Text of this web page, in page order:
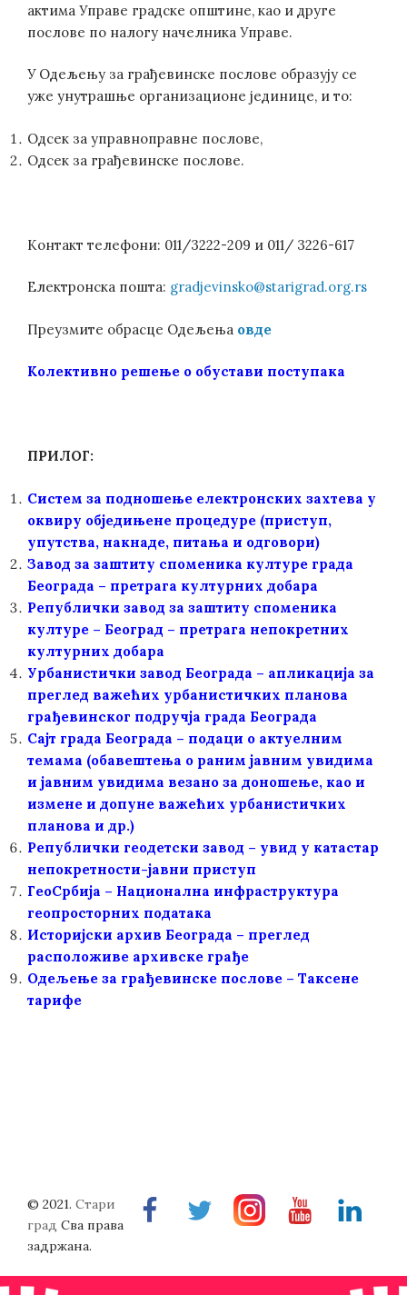
актима Управе градске општине, као и друге
послове по налогу начелника Управе.
У Одељењу за грађевинске послове образују се
уже унутрашње организационе јединице, и то:
Одсек за управноправне послове,
Одсек за грађевинске послове.
Контакт телефони: 011/3222-209 и 011/ 3226-617
Електронска пошта: gradjevinsko@starigrad.org.rs
Преузмите обрасце Одељења овде
Колективно решење о обустави поступака
ПРИЛОГ:
Систем за подношење електронских захтева у
оквиру обједињене процедуре (приступ,
упутства, накнаде, питања и одговори)
Завод за заштиту споменика културе града
Београда – претрага културних добара
Републички завод за заштиту споменика
културе – Београд – претрага непокретних
културних добара
Урбанистички завод Београда – апликација за
преглед важећих урбанистичких планова
грађевинског подручја града Београда
Сајт града Београда – подаци о актуелним
темама (обавештења о раним јавним увидима
и јавним увидима везано за доношење, као и
измене и допуне важећих урбанистичких
планова и др.)
Републички геодетски завод – увид у катастар
непокретности-јавни приступ
ГеоСрбија – Национална инфраструктура
геопросторних података
Историјски архив Београда – преглед
расположиве архивске грађе
Oдељење за грађевинске послове – Таксене
тарифе
FacebookTwitterInstragramYoutubeLinkedin
© 2021. Стари
град Сва права
задржана.